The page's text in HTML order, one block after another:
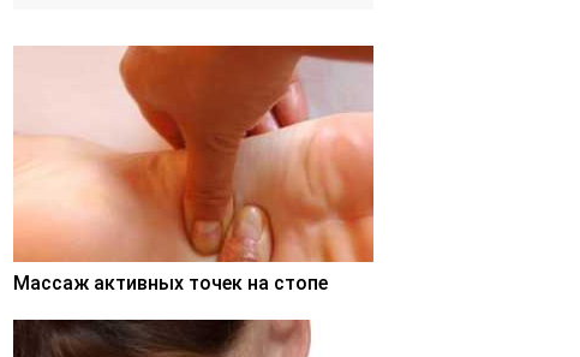
Массаж активных точек на стопе